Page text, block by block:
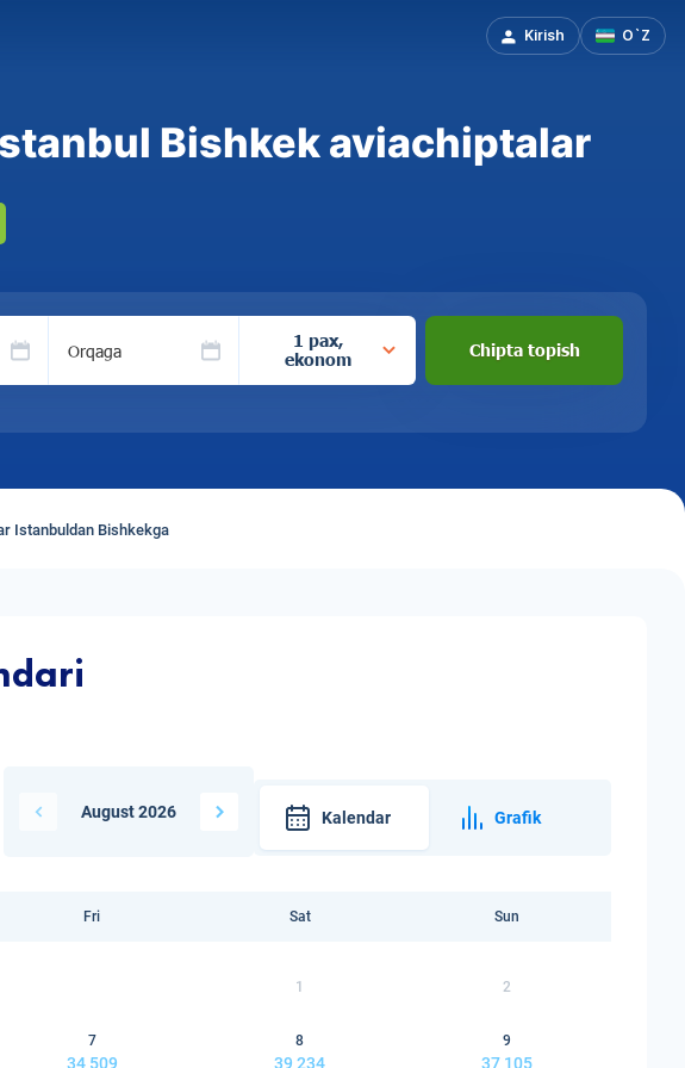
Kirish O`Z
Bishkek aviachiptalar
Orqaga
1 pax,
ekonom
Chipta topish
Istanbuldan Bishkekga
August 2026 Kalendar Grafik
Fri Sat Sun
1 2
7
34 509
8
39 234
9
37 105